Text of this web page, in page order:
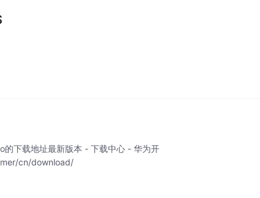
的下载地址最新版本 - 下载中心 - 华为开
cn/download/